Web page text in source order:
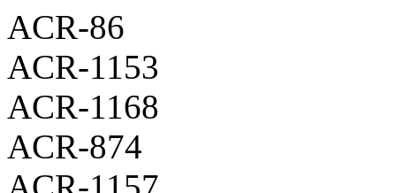
ACR-86
ACR-1153
ACR-1168
ACR-874